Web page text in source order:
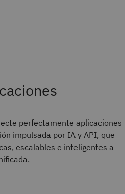
perfectamente aplicaciones
impulsada por IA y API, que
escalables e inteligentes a